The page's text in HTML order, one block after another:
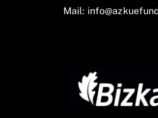
Mail: